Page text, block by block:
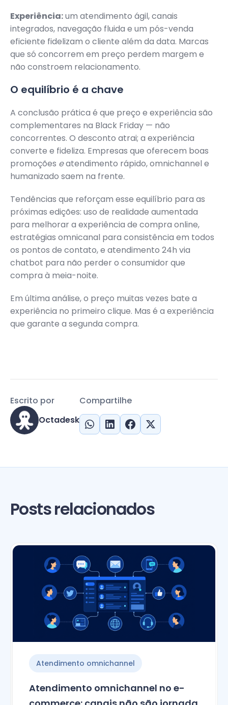
Experiência:um atendimento ágil, canais
integrados, navegação fluida e um pós-venda
eficiente fidelizam o cliente além da data. Marcas
que só concorrem em preço perdem margem e
não constroem relacionamento.
O equilíbrio é a chave
A conclusão prática é que preço e experiência são
complementares na Black Friday — não
concorrentes. O desconto atrai; a experiência
converte e fideliza. Empresas que oferecem boas
promoções eatendimento rápido, omnichannel e
humanizado saem na frente.
Tendências que reforçam esse equilíbrio para as
próximas edições: uso de realidade aumentada
para melhorar a experiência de compra online,
estratégias omnicanal para consistência em todos
os pontos de contato, e atendimento 24h via
chatbot para não perder o consumidor que
compra à meia-noite.
Em última análise, o preço muitas vezes bate a
experiência no primeiro clique. Mas é a experiência
que garante a segunda compra.
Compartilhe
Escrito por
Octadesk
Posts relacionados
Atendimento omnichannel
Atendimento omnichannel no e-